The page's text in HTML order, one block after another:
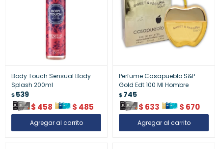
Body Touch Sensual Body
Splash 200ml
$539
$ 458 $ 485
Perfume Casapueblo S&P
Gold Edt 100 Ml Hombre
$745
$ 633 $ 670